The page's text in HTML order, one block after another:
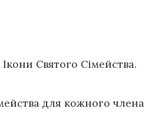
Ікони Святого Сімейства.
для кожного члена